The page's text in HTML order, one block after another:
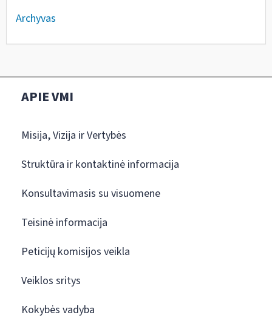
Archyvas
APIE VMI
Misija, Vizija ir Vertybės
Struktūra ir kontaktinė informacija
Konsultavimasis su visuomene
Teisinė informacija
Peticijų komisijos veikla
Veiklos sritys
Kokybės vadyba